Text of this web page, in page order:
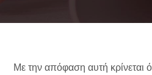
Με την απόφαση αυτή κρίνεται